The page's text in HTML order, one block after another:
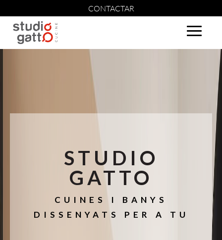
CONTACTAR
STUDIO
GATTO
CUINES I BANYS
DISSENYATS PER A TU